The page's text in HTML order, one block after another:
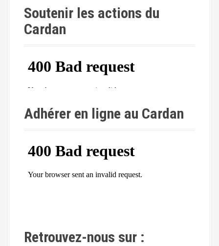
Soutenir les actions du
Cardan
Adhérer en ligne au Cardan
Retrouvez-nous sur :